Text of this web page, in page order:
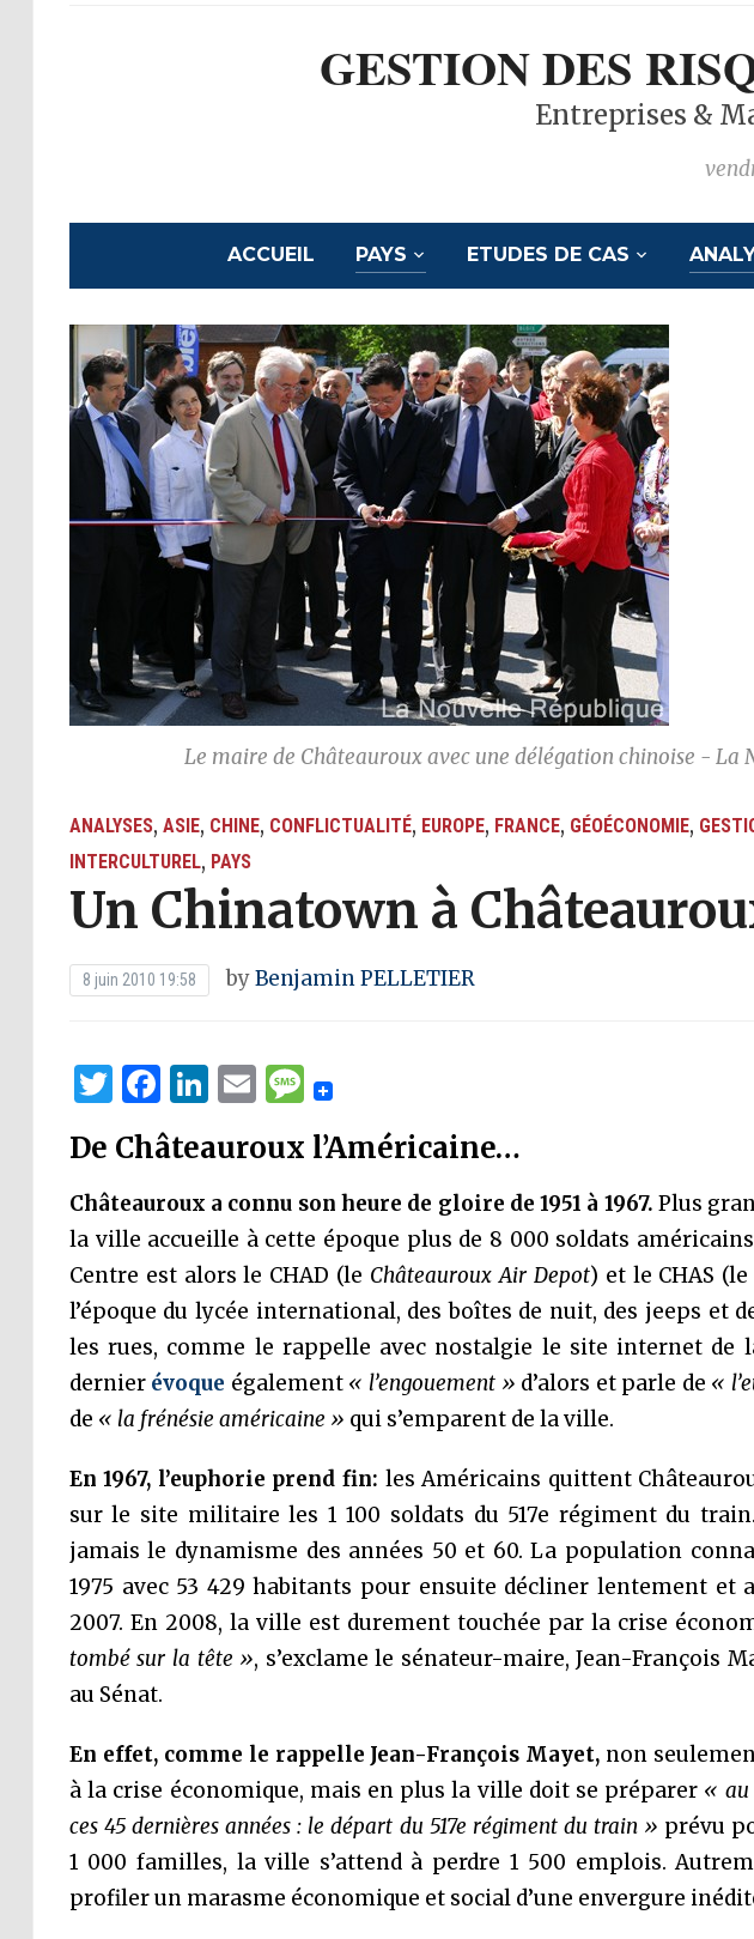
GESTION DES
Entreprises &
ACCUEIL PAYS ETUDES DE CAS
Le maire de Châteauroux avec une délégation chinoise - La
ANALYSES, ASIE, CHINE, CONFLICTUALITÉ, EUROPE, FRANCE, GÉOÉCONOMIE,
INTERCULTUREL, PAYS
Un Chinatown à
8 juin 2010 19:58 byBenjamin PELLETIER
Twitter
Facebook
LinkedIn
EmailMessage
De Châteauroux l’Américaine…
Châteauroux a connu son heure de gloire de 1951 à 1967. Plus
la ville accueille à cette époque plus de 8 000 soldats
Centre est alors le CHAD (le Châteauroux Air Depot) et le CHAS (le
l’époque du lycée international, des boîtes de nuit, des jeeps et
les rues, comme le rappelle avec nostalgie le site internet de
dernier évoque également« l’engouement » d’alors et parle de «
de « la frénésie américaine » qui s’emparent de la ville.
En 1967, l’euphorie prend fin: les Américains quittent
sur le site militaire les 1 100 soldats du 517e régiment du
jamais le dynamisme des années 50 et 60. La population
1975 avec 53 429 habitants pour ensuite décliner lentement et
2007. En 2008, la ville est durement touchée par la crise
tombé sur la tête », s’exclame le sénateur-maire, Jean-François
au Sénat.
En effet, comme le rappelle Jean-François Mayet, non
à la crise économique, mais en plus la ville doit se préparer « au
ces 45 dernières années : le départ du 517e régiment du train » prévu
1 000 familles, la ville s’attend à perdre 1 500 emplois.
profiler un marasme économique et social d’une envergure